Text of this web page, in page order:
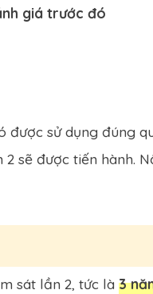
giá trước đó
được sử dụng đúng
sẽ được tiến hành.
sát lần 2, tức là 3